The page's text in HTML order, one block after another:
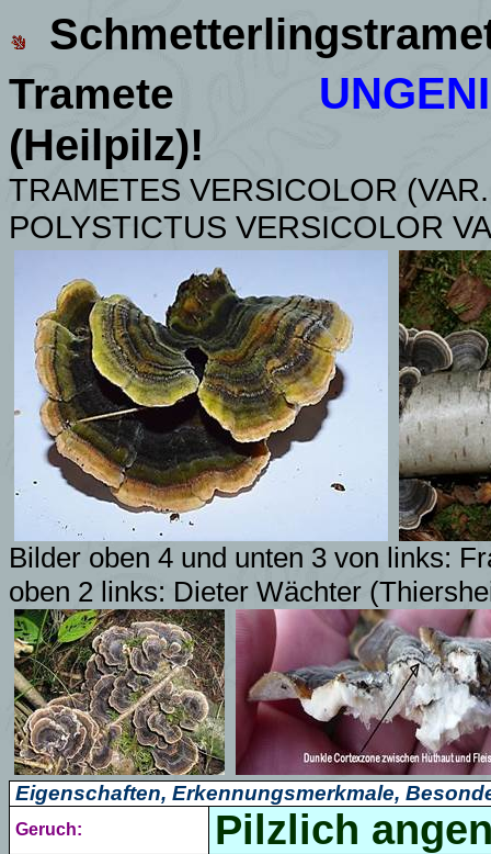
Tramete
(Heilpilz)!
TRAMETES VERSICOLOR
POLYSTICTUS VERSICOLOR
Bilder oben 4 und unten 3 von links:
oben 2 links: Dieter Wächter
Eigenschaften, Erkennungsmerkmale,
Geruch: Pilzlich